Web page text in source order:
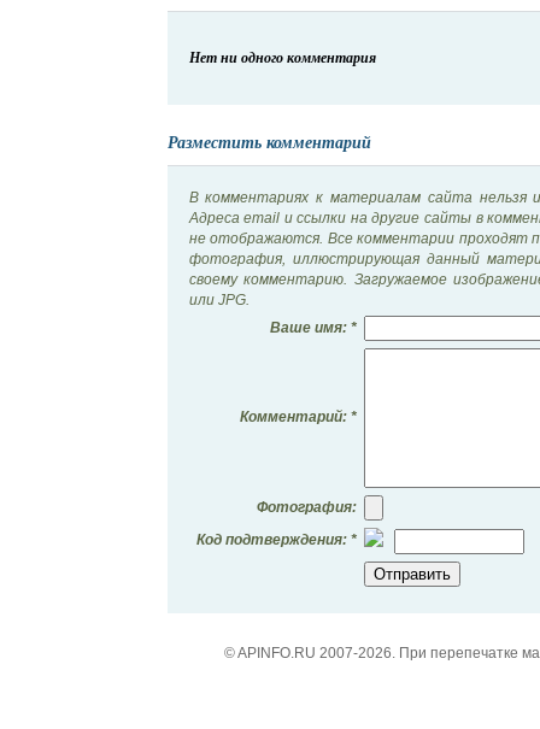
Нет ни одного комментария
Разместить комментарий
В комментариях к материалам сайта нельзя
Адреса email и ссылки на другие сайты в
не отображаются. Все комментарии проходят
фотография, иллюстрирующая данный
своему комментарию. Загружаемое
или JPG.
Ваше имя: *
Комментарий: *
Фотография:
Код подтверждения: *
© APINFO.RU 2007-2026. При перепечатке